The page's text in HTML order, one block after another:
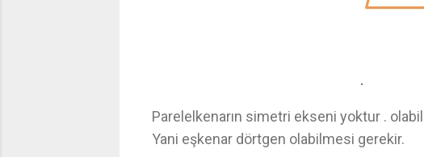
Parelelkenarın simetri ekseni yoktur .
Yani eşkenar dörtgen olabilmesi gerekir.